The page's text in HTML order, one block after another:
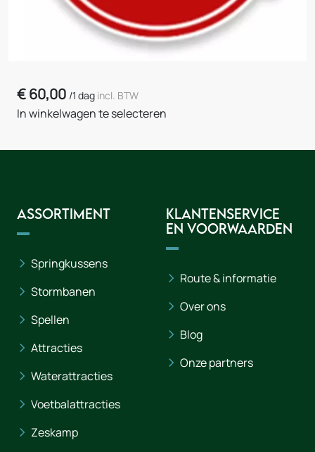
€60,00 /1 dag incl. BTW
In winkelwagen te selecteren
Assortiment
Springkussens
Stormbanen
Spellen
Attracties
Waterattracties
Voetbalattracties
Zeskamp
Klantenservice
en voorwaarden
Route & informatie
Over ons
Blog
Onze partners